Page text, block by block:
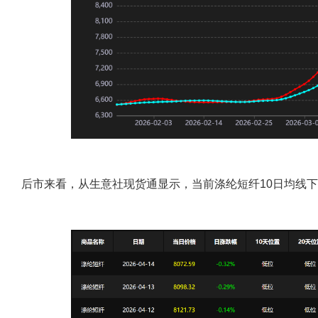
后市来看，从生意社现货通显示，当前涤纶短纤10日均线